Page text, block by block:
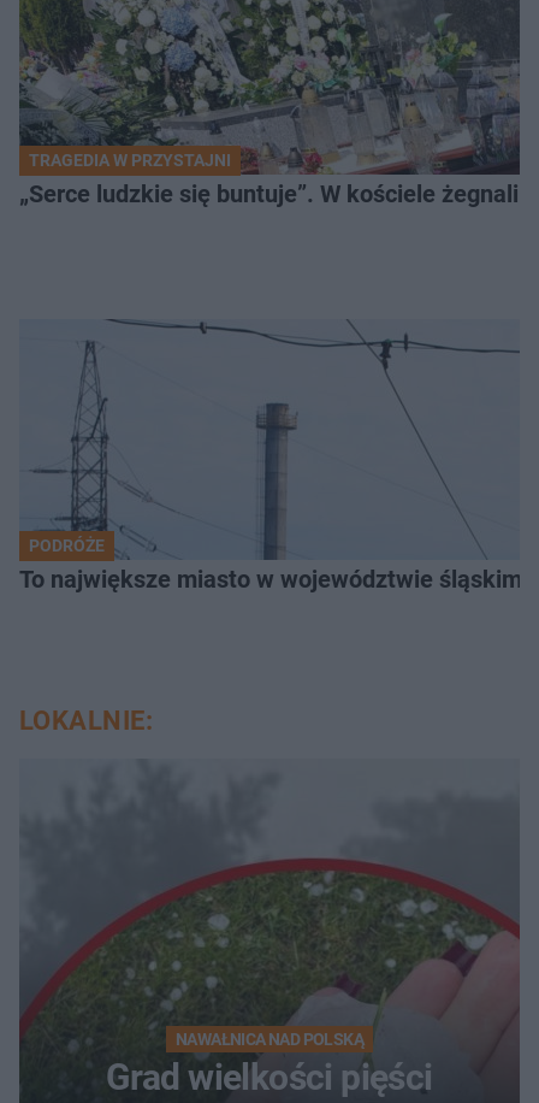
TRAGEDIA W PRZYSTAJNI
„Serce ludzkie się buntuje”. W kościele żegnali
PODRÓŻE
To największe miasto w województwie
LOKALNIE:
NAWAŁNICA NAD POLSKĄ
Grad wielkości pięści